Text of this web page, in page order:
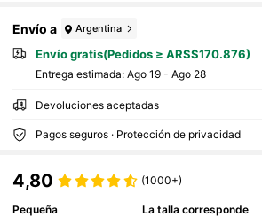
Envío a Argentina
Envío gratis(Pedidos ≥ ARS$170.876)
Entrega estimada: Ago 19 - Ago 28
Devoluciones aceptadas
Pagos seguros · Protección de privacidad
4,80 (1000+)
Pequeña
La talla corresponde